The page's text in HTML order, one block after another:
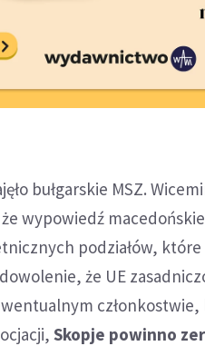
bułgarskie MSZ.
że wypowiedź
podziałów,
że UE
członkostwie,
Skopje powinno